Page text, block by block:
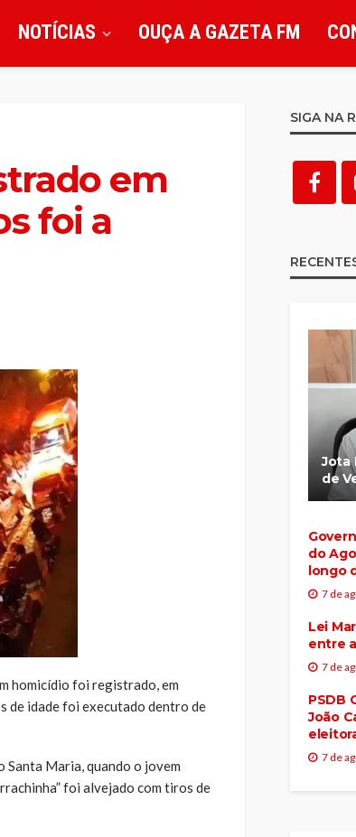
NOTÍCIAS OUÇA A GAZETA FM
em
foi a
homicídio foi registrado, em
de idade foi executado dentro de
Santa Maria, quando o jovem
foi alvejado com tiros de
SIGA NA
Jota
de
do
longo
7 de
Lei
entre
7 de
PSDB
João
7 de